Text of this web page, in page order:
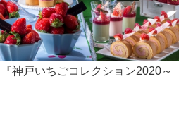
神戸いちごコレクション2020～